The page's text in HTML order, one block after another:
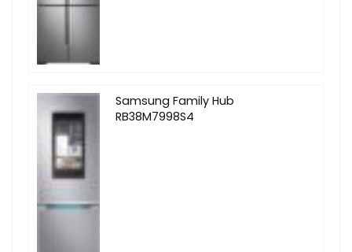
Samsung Family Hub
RB38M7998S4